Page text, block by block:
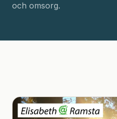
och omsorg.